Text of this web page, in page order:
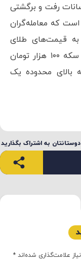
رفت و برگشتی
است که معامله‌گران
به قیمت‌های طلای
جهانی واکنش نشان دهند. در روزی که سکه ۱۰۰ هزار تومان
۱۸‌عیار نیز به بالای محدوده یک
به اشتراک بگذارید
علامت‌گذاری شده‌اند *